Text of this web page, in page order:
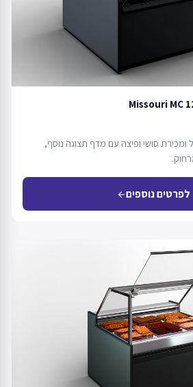
Missouri MC
ומכירת סושי ופיצה עם מדף תצוגה נוסף,
לפרטים נוספיםarrow_back